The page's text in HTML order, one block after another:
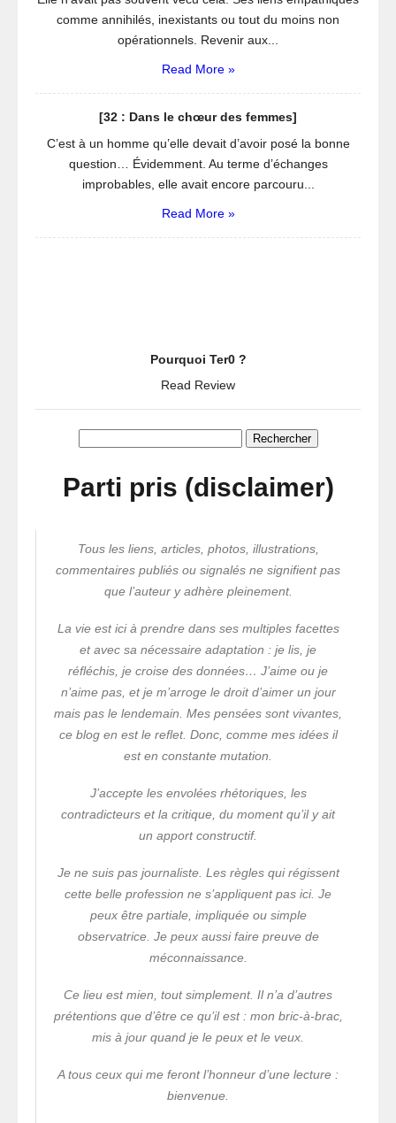
comme annihilés, inexistants ou tout du moins non
opérationnels. Revenir aux...
Read More »
[32 : Dans le chœur des femmes]
C’est à un homme qu’elle devait d’avoir posé la bonne
question… Évidemment. Au terme d’échanges
improbables, elle avait encore parcouru...
Read More »
Pourquoi Ter0 ?
Read Review
Rechercher :
Parti pris (disclaimer)
Tous les liens, articles, photos, illustrations,
commentaires publiés ou signalés ne signifient pas
que l’auteur y adhère pleinement.
La vie est ici à prendre dans ses multiples facettes
et avec sa nécessaire adaptation : je lis, je
réfléchis, je croise des données… J’aime ou je
n’aime pas, et je m’arroge le droit d’aimer un jour
mais pas le lendemain. Mes pensées sont vivantes,
ce blog en est le reflet. Donc, comme mes idées il
est en constante mutation.
J’accepte les envolées rhétoriques, les
contradicteurs et la critique, du moment qu’il y ait
un apport constructif.
Je ne suis pas journaliste. Les règles qui régissent
cette belle profession ne s’appliquent pas ici. Je
peux être partiale, impliquée ou simple
observatrice. Je peux aussi faire preuve de
méconnaissance.
Ce lieu est mien, tout simplement. Il n’a d’autres
prétentions que d’être ce qu’il est : mon bric-à-brac,
mis à jour quand je le peux et le veux.
A tous ceux qui me feront l’honneur d’une lecture :
bienvenue.